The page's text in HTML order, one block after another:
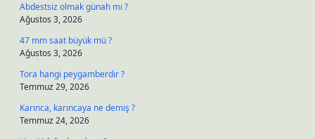
Abdestsiz olmak günah mı ?
Ağustos 3, 2026
47 mm saat büyük mü ?
Ağustos 3, 2026
Tora hangi peygamberdir ?
Temmuz 29, 2026
Karınca, karıncaya ne demiş ?
Temmuz 24, 2026